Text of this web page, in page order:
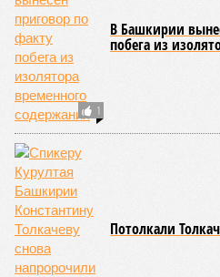
06/08
Туристы стали чаще
05/08
Гостинице «Бирск» не
05/08
05/08
Уголовное дело экс-